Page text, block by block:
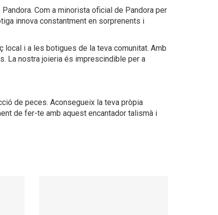
Com a minorista oficial de Pandora per
innova constantment en sorprenents i
local i a les botigues de la teva comunitat. Amb
La nostra joieria és imprescindible per a
de peces. Aconsegueix la teva pròpia
de fer-te amb aquest encantador talismà i